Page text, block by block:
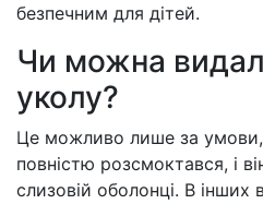
безпечним для дітей.
Чи можна
уколу?
Це можливо лише за умови,
повністю розсмоктався, і
слизовій оболонці. В інших